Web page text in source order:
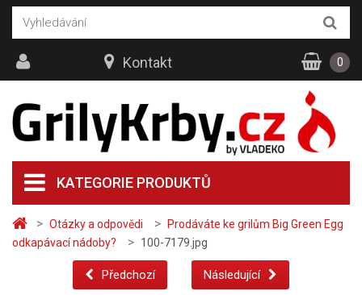
> Otázky a odpovědi >
Prodáváte ke grilům Big Green Egg
odkapávací nádoby?
> 100-7179.jpg
Předchozí Následující
KATEGORIE PRODUKTŮ
Kontakt 0